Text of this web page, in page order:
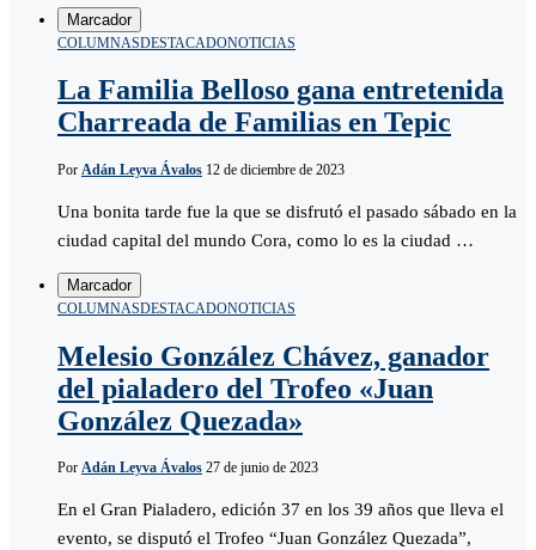
Marcador
COLUMNASDESTACADONOTICIAS
La Familia Belloso gana entretenida
Charreada de Familias en Tepic
Por Adán Leyva Ávalos 12 de diciembre de 2023
Una bonita tarde fue la que se disfrutó el pasado sábado en la
ciudad capital del mundo Cora, como lo es la ciudad …
Marcador
COLUMNASDESTACADONOTICIAS
Melesio González Chávez, ganador
del pialadero del Trofeo «Juan
González Quezada»
Por Adán Leyva Ávalos 27 de junio de 2023
En el Gran Pialadero, edición 37 en los 39 años que lleva el
evento, se disputó el Trofeo “Juan González Quezada”,